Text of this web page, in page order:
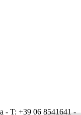
- T: +39 06 8541641 -